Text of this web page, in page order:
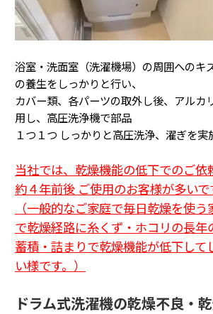
浴室・洗面室（洗濯機場）の周囲へのキ
の養生をしっかりと行い、
カバー類、各パーツの取外し後、アルカ
用し、高圧洗浄機で部品
１つ１つ しっかりと高圧洗浄、濯ぎを実
当社では、乾燥機能の低下でのご依
約４年前後 ご使用のお客様が多いで
（一般的なご家庭で毎日乾燥を使
で乾燥経路に糸くず・ホコリの長年
蓄積・詰まりで乾燥機能が低下して
い様です。 ）
ドラム式洗濯機の乾燥不良・